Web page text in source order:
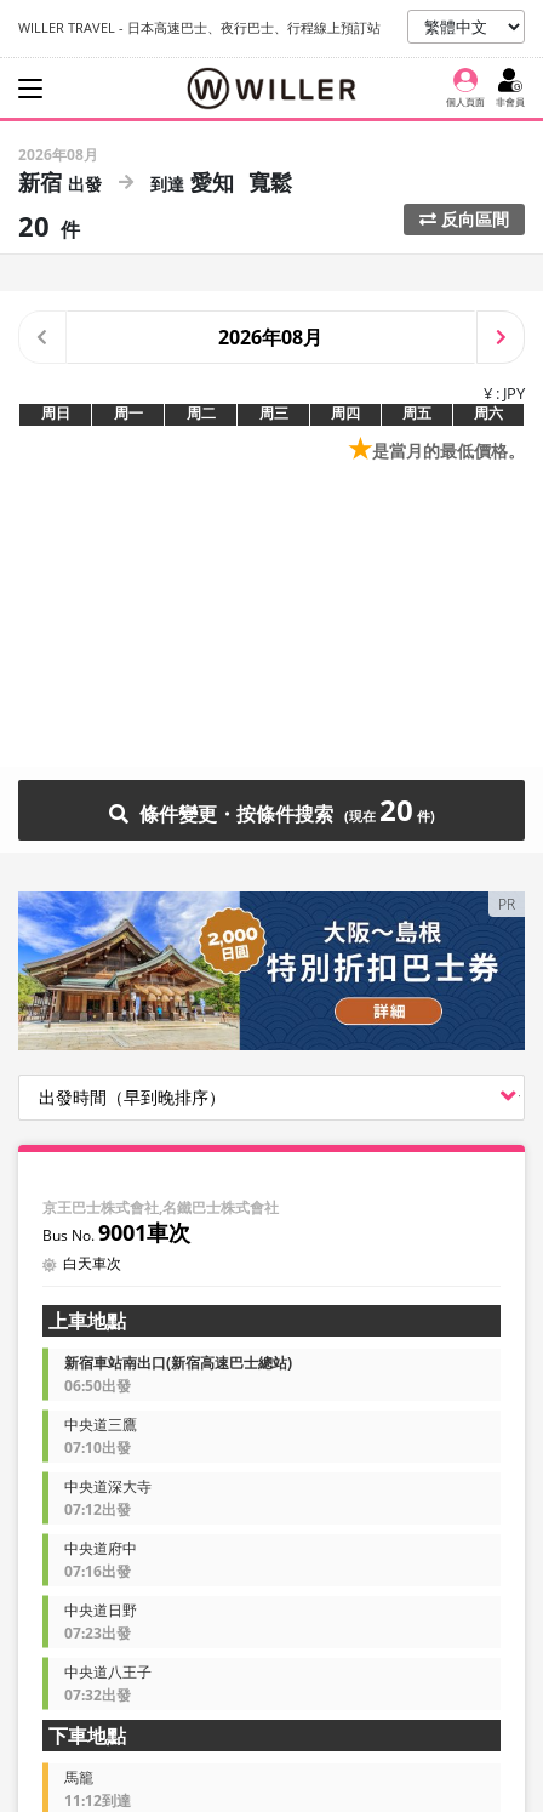
WILLER TRAVEL - 日本高速巴士、夜行巴士、行程線上預訂站
個人頁面 非會員
2026年08月
新宿 愛知 寬鬆
20 件 反向區間
2026年08月
¥ : JPY
周日 周一 周二 周三 周四 周五 周六
★是當月的最低價格。
條件變更・按條件搜索 20
PR
京王巴士株式會社,名鐵巴士株式會社
9001車次
白天車次
上車地點
新宿車站南出口(新宿高速巴士總站)
06:50出發
中央道三鷹
07:10出發
中央道深大寺
07:12出發
中央道府中
07:16出發
中央道日野
07:23出發
中央道八王子
07:32出發
下車地點
馬籠
11:12到達